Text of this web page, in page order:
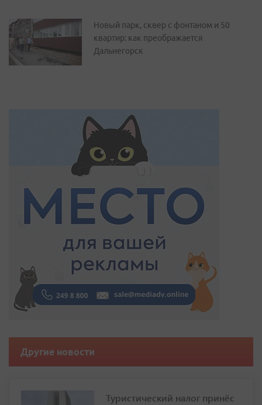
Новый парк, сквер с фонтаном и 50
квартир: как преображается
Дальнегорск
Другие новости
Туристический налог принёс